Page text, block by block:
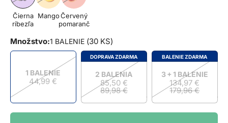
Čierna
ríbezľa
MangoČervený
pomaranč
Množstvo:1 BALENIE (30 KS)
1 BALENIE
44,99 €
2 BALENIA
85,50 €
89,98 €
DOPRAVA ZDARMA
3 + 1 BALENIE
134,97 €
179,96 €
BALENIE ZDARMA